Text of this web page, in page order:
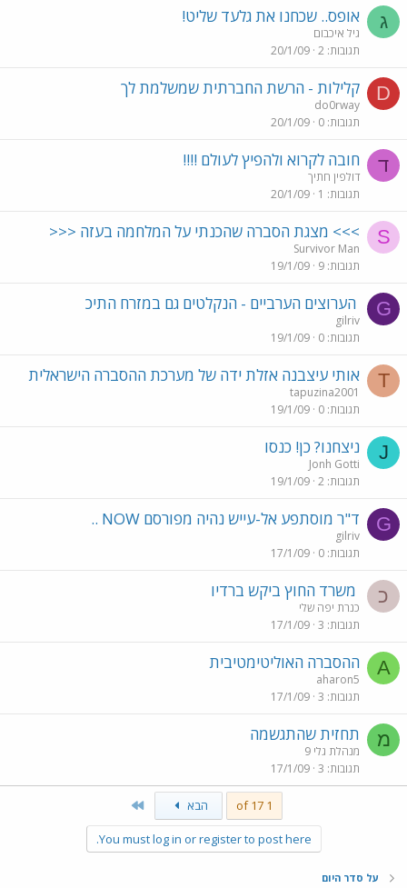
ג אופס.. שכחנו את גלעד שליט!
גיל איכבום
תגובות 2
20/1/09
D קלילות - הרשת החברתית שמשלמת לך
do0rway
תגובות 0
20/1/09
ד חובה לקרוא ולהפיץ לעולם !!!!
דולפין חתיך
תגובות 1
20/1/09
S >>> מצגת הסברה שהכנתי על המלחמה בעזה <<<
Survivor Man
תגובות 9
19/1/09
G הערוצים הערביים - הנקלטים גם במזרח התיכ
gilriv
תגובות 0
19/1/09
T אותי עיצבנה אזלת ידה של מערכת ההסברה הישראלית
tapuzina2001
תגובות 0
19/1/09
J ניצחנו? כן! כנסו
Jonh Gotti
תגובות 2
19/1/09
G ד"ר מוסתפע אל-עייש נהיה מפורסם NOW ..
gilriv
תגובות 0
17/1/09
כ משרד החוץ ביקש ברדיו
כנרת יפה שלי
תגובות 3
17/1/09
A ההסברה האוליטימטיבית
aharon5
תגובות 3
17/1/09
מ תחזית שהתגשמה
מנהלת גלי 9
תגובות 3
17/1/09
1 of 17 הבא
You must log in or register to post here.
על סדר היום